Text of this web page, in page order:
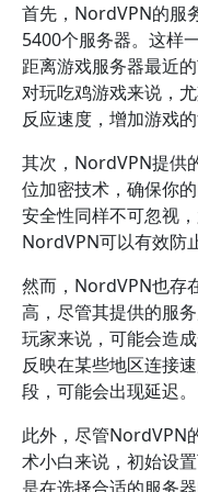
首先，NordVPN的服
5400个服务器。这样
距离游戏服务器最近
对玩吃鸡游戏来说，
反应速度，增加游戏的
其次，NordVPN提供
位加密技术，确保你
安全性同样不可忽视
NordVPN可以有效防
然而，NordVPN也存
高，尽管其提供的服
玩家来说，可能会造
反映在某些地区连接
段，可能会出现延迟。
此外，尽管NordVPN
术小白来说，初始设